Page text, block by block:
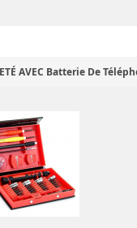
AVEC Batterie De